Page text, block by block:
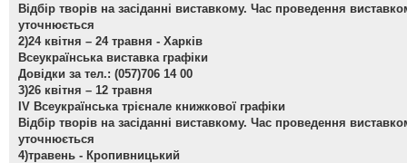
Відбір творів на засіданні виставкому. Час проведення
уточнюється
2)24 квітня – 24 травня - Харків
Всеукраїнська виставка графіки
Довідки за тел.: (057)706 14 00
3)26 квітня – 12 травня
ІV Всеукраїнська трієнале книжкової графіки
Відбір творів на засіданні виставкому. Час проведення
уточнюється
4)травень - Кропивницький